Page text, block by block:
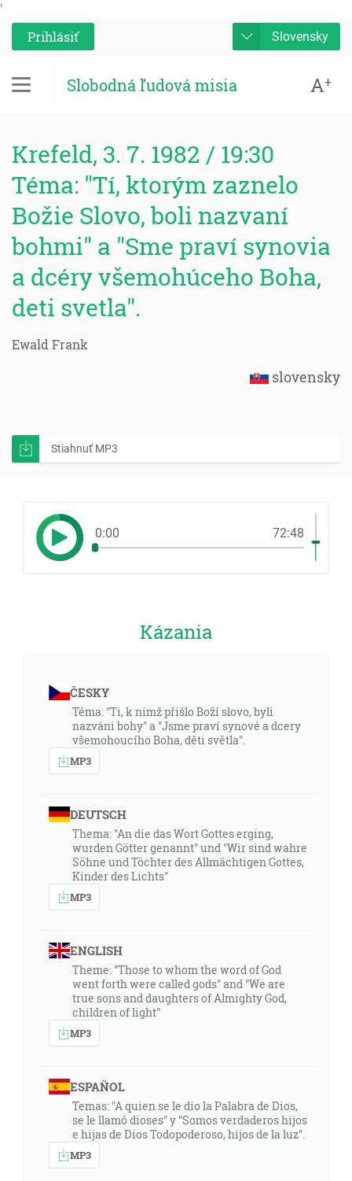
'
Prihlásiť
Slovensky
Slobodná ľudová misia A+
Krefeld, 3. 7. 1982 / 19:30
Téma: "Tí, ktorým zaznelo
Božie Slovo, boli nazvaní
bohmi" a "Sme praví synovia
a dcéry všemohúceho Boha,
deti svetla".
Ewald Frank
slovensky
Stiahnuť MP3
0:00 72:48
Kázania
ČESKY
Téma: "Ti, k nimž přišlo Boží slovo, byli
nazváni bohy" a "Jsme praví synové a dcery
všemohoucího Boha, děti světla".
MP3
DEUTSCH
Thema: "An die das Wort Gottes erging,
wurden Götter genannt" und "Wir sind wahre
Söhne und Töchter des Allmächtigen Gottes,
Kinder des Lichts"
MP3
ENGLISH
Theme: "Those to whom the word of God
went forth were called gods" and "We are
true sons and daughters of Almighty God,
children of light"
MP3
ESPAÑOL
Temas: "A quien se le dio la Palabra de Dios,
se le llamó dioses" y "Somos verdaderos hijos
e hijas de Dios Todopoderoso, hijos de la luz".
MP3